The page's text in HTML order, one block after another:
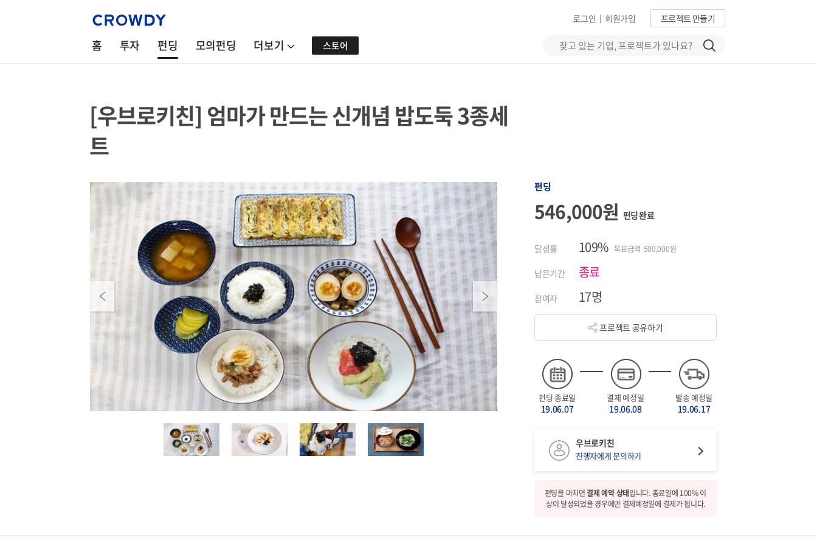
프로젝트 만들기
회원가입
|
로그인
홈 투자 펀딩 모의펀딩 더보기 스토어
[우브로키친] 엄마가 만드는 신개념 밥도둑 3종세
트
Previous Next
펀딩
546,000원 펀딩 완료
달성률 109% 목표금액 500,000원
남은기간 종료
참여자 17명
프로젝트 공유하기
펀딩 종료일
19.06.07
결제 예정일
19.06.08
발송 예정일
19.06.17
우브로키친
진행자에게 문의하기
펀딩을 마치면결제 예약 상태입니다. 종료일에 100% 이
상이 달성되었을 경우에만 결제예정일에 결제가 됩니다.